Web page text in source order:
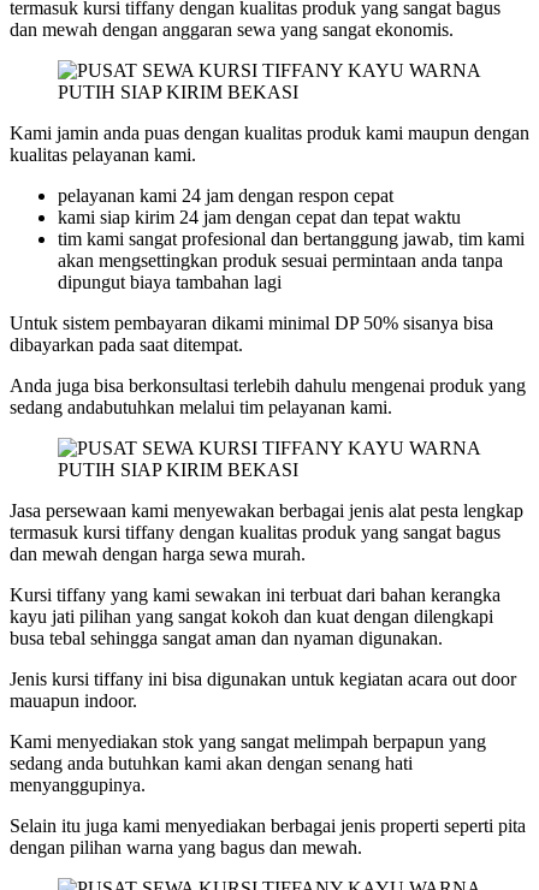
termasuk kursi tiffany dengan kualitas produk yang sangat bagus
dan mewah dengan anggaran sewa yang sangat ekonomis.
Kami jamin anda puas dengan kualitas produk kami maupun dengan
kualitas pelayanan kami.
pelayanan kami 24 jam dengan respon cepat
kami siap kirim 24 jam dengan cepat dan tepat waktu
tim kami sangat profesional dan bertanggung jawab, tim kami
akan mengsettingkan produk sesuai permintaan anda tanpa
dipungut biaya tambahan lagi
Untuk sistem pembayaran dikami minimal DP 50% sisanya bisa
dibayarkan pada saat ditempat.
Anda juga bisa berkonsultasi terlebih dahulu mengenai produk yang
sedang andabutuhkan melalui tim pelayanan kami.
Jasa persewaan kami menyewakan berbagai jenis alat pesta lengkap
termasuk kursi tiffany dengan kualitas produk yang sangat bagus
dan mewah dengan harga sewa murah.
Kursi tiffany yang kami sewakan ini terbuat dari bahan kerangka
kayu jati pilihan yang sangat kokoh dan kuat dengan dilengkapi
busa tebal sehingga sangat aman dan nyaman digunakan.
Jenis kursi tiffany ini bisa digunakan untuk kegiatan acara out door
mauapun indoor.
Kami menyediakan stok yang sangat melimpah berpapun yang
sedang anda butuhkan kami akan dengan senang hati
menyanggupinya.
Selain itu juga kami menyediakan berbagai jenis properti seperti pita
dengan pilihan warna yang bagus dan mewah.